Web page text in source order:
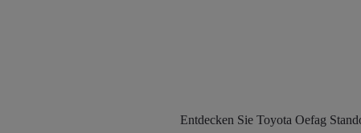
Entdecken Sie Toyota Oefag